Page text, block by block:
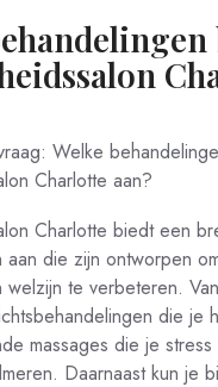
Welke
Charlotte aan?
Charlotte biedt een
aan die zijn ontworpen
welzijn te verbeteren.
die je
massages die je
Daarnaast kun je